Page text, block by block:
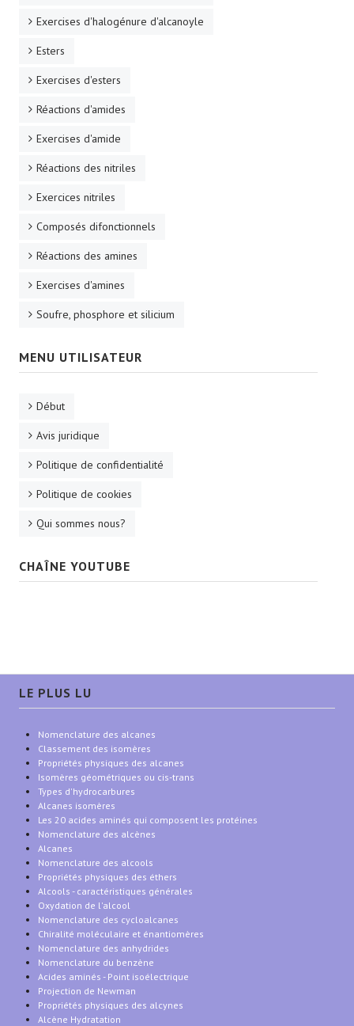
Exercises d'halogénure d'alcanoyle
Esters
Exercises d'esters
Réactions d'amides
Exercises d'amide
Réactions des nitriles
Exercices nitriles
Composés difonctionnels
Réactions des amines
Exercises d'amines
Soufre, phosphore et silicium
MENU UTILISATEUR
Début
Avis juridique
Politique de confidentialité
Politique de cookies
Qui sommes nous?
CHAÎNE YOUTUBE
LE PLUS LU
Nomenclature des alcanes
Classement des isomères
Propriétés physiques des alcanes
Isomères géométriques ou cis-trans
Types d'hydrocarbures
Alcanes isomères
Les 20 acides aminés qui composent les protéines
Nomenclature des alcènes
Alcanes
Nomenclature des alcools
Propriétés physiques des éthers
Alcools - caractéristiques générales
Oxydation de l'alcool
Nomenclature des cycloalcanes
Chiralité moléculaire et énantiomères
Nomenclature des anhydrides
Nomenclature du benzène
Acides aminés - Point isoélectrique
Projection de Newman
Propriétés physiques des alcynes
Alcène Hydratation